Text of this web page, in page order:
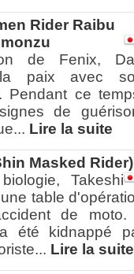
Rider Raibu
de Fenix,
la paix avec
Pendant ce
de
Lire la suite
Masked Rider)
Takeshi
table
de moto.
été kidnappé
Lire la suite